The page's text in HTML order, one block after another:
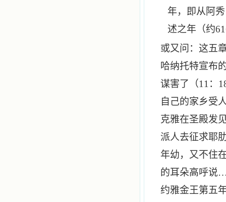
年，即从阿
述之年（约
或又问：这五
哈纳托特宣布
谋害了（11 ：
自己的家乡受
克雅在圣殿发
派人去征求耶
年幼，又不住
的耳朵高呼说
约雅金王第五